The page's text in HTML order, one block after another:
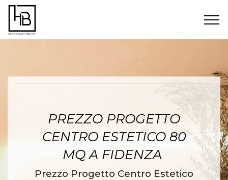
PREZZO PROGETTO
CENTRO ESTETICO 80
MQ A FIDENZA
Prezzo Progetto Centro Estetico